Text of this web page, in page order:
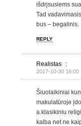
išdrįsusiems
Tad
bus – begalinis.
REPLY
Realistas :
2017-10-30 16:00
Šiuolaikiniai
makulatūroje
a.klasikiniu
kalba net ne